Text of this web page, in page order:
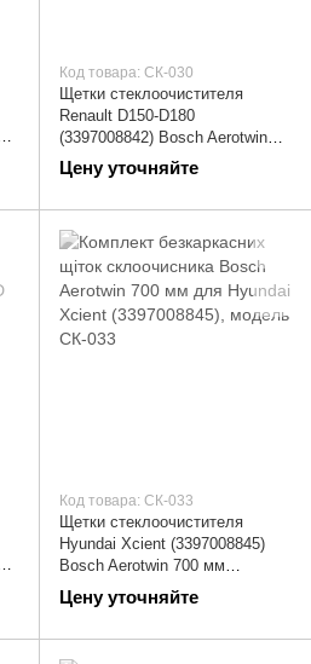
Код товара: СК-030
Щетки стеклоочистителя
Renault D150-D180
(3397008842) Bosch Aerotwin
550 мм (дворники) | СК-030
Цену уточняйте
Код товара: СК-033
Щетки стеклоочистителя
Hyundai Xcient (3397008845)
Bosch Aerotwin 700 мм
(дворники) | СК-033
Цену уточняйте